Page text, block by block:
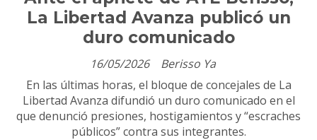
La Libertad Avanza publicó un
duro comunicado
Berisso Ya
16/05/2026
En las últimas horas, el bloque de concejales de La
Libertad Avanza difundió un duro comunicado en el
que denunció presiones, hostigamientos y “escraches
públicos” contra sus integrantes.